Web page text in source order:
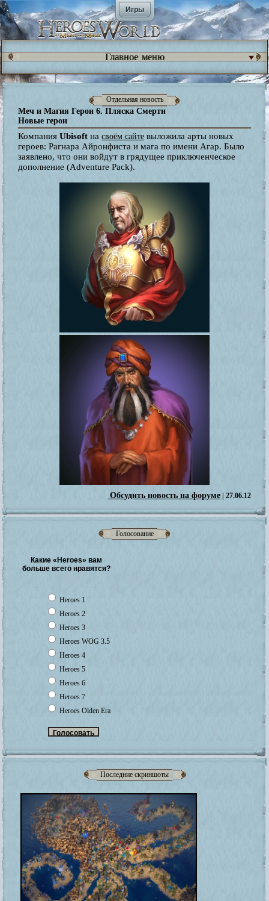
Игры
Голосование
Какие «Heroes» вам
больше всего нравятся?
Heroes 1
Heroes 2
Heroes 3
Heroes WOG 3.5
Heroes 4
Heroes 5
Heroes 6
Heroes 7
Heroes Olden Era
Последние скриншоты
Главное меню
Отдельная новость
Меч и Магия Герои 6. Пляска Смерти
Новые герои
Компания Ubisoft на своём сайте выложила арты новых
героев: Рагнара Айронфиста и мага по имени Агар. Было
заявлено, что они войдут в грядущее приключенческое
дополнение (Adventure Pack).
Обсудить новость на форуме | 27.06.12